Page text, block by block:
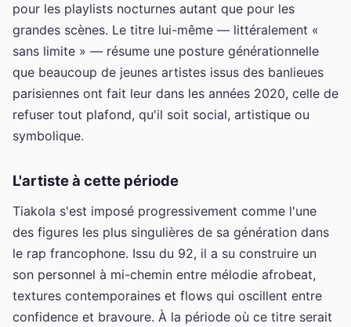
pour les playlists nocturnes autant que pour les
grandes scènes. Le titre lui-même — littéralement «
sans limite » — résume une posture générationnelle
que beaucoup de jeunes artistes issus des banlieues
parisiennes ont fait leur dans les années 2020, celle de
refuser tout plafond, qu'il soit social, artistique ou
symbolique.
L'artiste à cette période
Tiakola s'est imposé progressivement comme l'une
des figures les plus singulières de sa génération dans
le rap francophone. Issu du 92, il a su construire un
son personnel à mi-chemin entre mélodie afrobeat,
textures contemporaines et flows qui oscillent entre
confidence et bravoure. À la période où ce titre serait